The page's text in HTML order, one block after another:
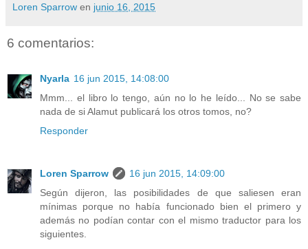
Loren Sparrow en junio 16, 2015
6 comentarios:
Nyarla 16 jun 2015, 14:08:00
Mmm... el libro lo tengo, aún no lo he leído... No se sabe
nada de si Alamut publicará los otros tomos, no?
Responder
Loren Sparrow
16 jun 2015, 14:09:00
Según dijeron, las posibilidades de que saliesen eran
mínimas porque no había funcionado bien el primero y
además no podían contar con el mismo traductor para los
siguientes.